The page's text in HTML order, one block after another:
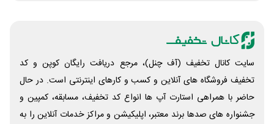
سایت کانال تخفیف (آف چنل)، مرجع دریافت رایگان کوپن و کد
تخفیف فروشگاه های آنلاین و کسب و‌ کارهای اینترنتی است. در حال
حاضر با همراهی استارت آپ ها انواع کد تخفیف، مسابقه، کمپین و
جشنواره های صدها برند معتبر، اپلیکیشن و مراکز خدمات آنلاین را به